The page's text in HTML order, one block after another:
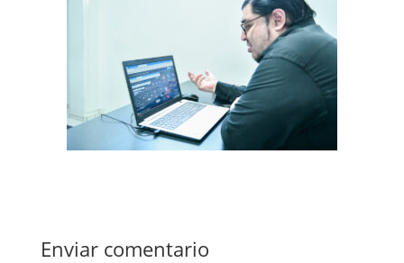
Enviar comentario